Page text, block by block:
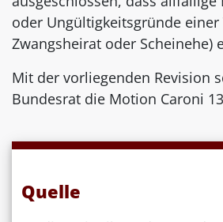
oder Ungültigkeitsgründe einer
Zwangsheirat oder Scheinehe)
Mit der vorliegenden Revision
Bundesrat die Motion Caroni
Quelle